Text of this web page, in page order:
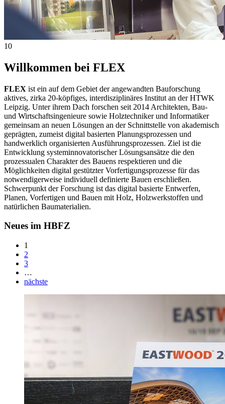
10
Willkommen bei FLEX
FLEX ist ein auf dem Gebiet der angewandten Bauforschung
aktives, zirka 20-köpfiges, interdisziplinäres Institut an der HTWK
Leipzig. Unter ihrem Dach forschen seit 2014 Architekten, Bau-
und Wirtschaftsingenieure sowie Holztechniker und Informatiker
gemeinsam an neuen Lösungen an der Schnittstelle von akademisch
geprägten, zumeist digital basierten Planungsprozessen und
handwerklich organisierten Ausführungsprozessen. Ziel ist die
Entwicklung systeminnovatorischer Lösungsansätze die den
prozessualen Charakter des Bauens respektieren und die
Möglichkeiten digital gestützter Vorfertigungsprozesse für das
notwendigerweise individuell definierte Bauen erschließen.
Schwerpunkt der Forschung ist das digital basierte Entwerfen,
Planen, Vorfertigen und Bauen mit Holz, Holzwerkstoffen und
natürlichen Baumaterialien.
Neues im HBFZ
1
2
3
…
nächste